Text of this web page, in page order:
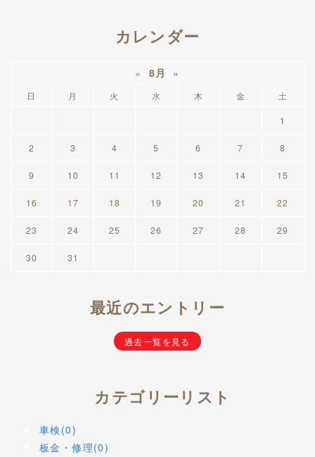
カレンダー
« 8月 »
日 月 火 水 木 金 土
1
2 3 4 5 6 7 8
9 10 11 12 13 14 15
16 17 18 19 20 21 22
23 24 25 26 27 28 29
30 31
最近のエントリー
過去一覧を見る
カテゴリーリスト
車検(0)
板金・修理(0)